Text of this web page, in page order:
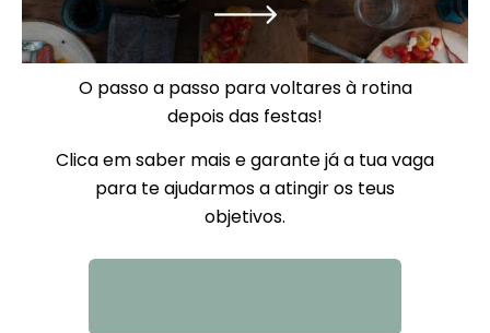
O passo a passo para voltares à rotina
depois das festas!
Clica em saber mais e garante já a tua vaga
para te ajudarmos a atingir os teus
objetivos.